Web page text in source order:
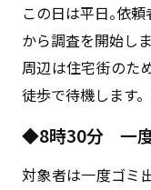
この日は平日。依
から調査を開始しま
周辺は住宅街のた
徒歩で待機します。
◆8時30分 一度
対象者は一度ゴミ